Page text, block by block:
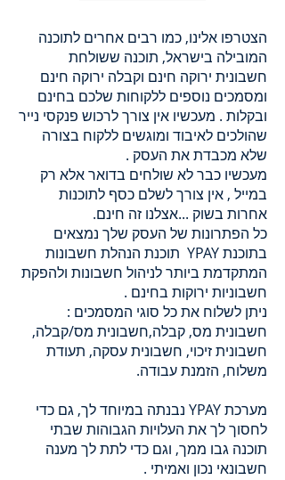
הצטרפו אלינו, כמו רבים אחרים לתוכנה
המובילה בישראל, תוכנה ששולחת
חשבונית ירוקה חינם וקבלה ירוקה חינם
ומסמכים נוספים ללקוחות שלכם בחינם
ובקלות . מעכשיו אין צורך לרכוש פנקסי נייר
שהולכים לאיבוד ומוגשים ללקוח בצורה
שלא מכבדת את העסק .
מעכשיו כבר לא שולחים בדואר אלא רק
במייל , אין צורך לשלם כסף לתוכנות
אחרות בשוק ...אצלנו זה חינם.
כל הפתרונות של העסק שלך נמצאים
בתוכנת YPAY תוכנת הנהלת חשבונות
המתקדמת ביותר לניהול חשבונות ולהפקת
חשבוניות ירוקות בחינם .
ניתן לשלוח את כל סוגי המסמכים :
חשבונית מס, קבלה,חשבונית מס/קבלה,
חשבונית זיכוי, חשבונית עסקה, תעודת
משלוח, הזמנת עבודה.
מערכת YPAY נבנתה במיוחד לך, גם כדי
לחסוך לך את העלויות הגבוהות שבתי
תוכנה גבו ממך, וגם כדי לתת לך מענה
חשבונאי נכון ואמיתי .